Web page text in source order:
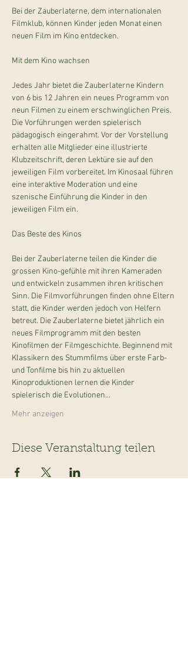
Bei der Zauberlaterne, dem internationalen
Filmklub, können Kinder jeden Monat einen
neuen Film im Kino entdecken.
Jedes Jahr bietet die Zauberlaterne Kindern
von 6 bis 12 Jahren ein neues Programm von
neun Filmen zu einem erschwinglichen Preis.
Die Vorführungen werden spielerisch
pädagogisch eingerahmt. Vor der Vorstellung
erhalten alle Mitglieder eine illustrierte
Klubzeitschrift, deren Lektüre sie auf den
jeweiligen Film vorbereitet. Im Kinosaal führen
eine interaktive Moderation und eine
szenische Einführung die Kinder in den
jeweiligen Film ein.
Bei der Zauberlaterne teilen die Kinder die
grossen Kino-gefühle mit ihren Kameraden
und entwickeln zusammen ihren kritischen
Sinn. Die Filmvorführungen finden ohne Eltern
statt, die Kinder werden jedoch von Helfern
betreut. Die Zauberlaterne bietet jährlich ein
neues Filmprogramm mit den besten
Kinofilmen der Filmgeschichte. Beginnend mit
Klassikern des Stummfilms über erste Farb-
und Tonfilme bis hin zu aktuellen
Kinoproduktionen lernen die Kinder
spielerisch die Evolutionen…
Mehr anzeigen
Diese Veranstaltung teilen